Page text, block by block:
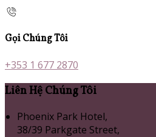
Gọi Chúng Tôi
+353 1 677 2870
Liên Hệ Chúng Tôi
Phoenix Park Hotel,
38/39 Parkgate Street,